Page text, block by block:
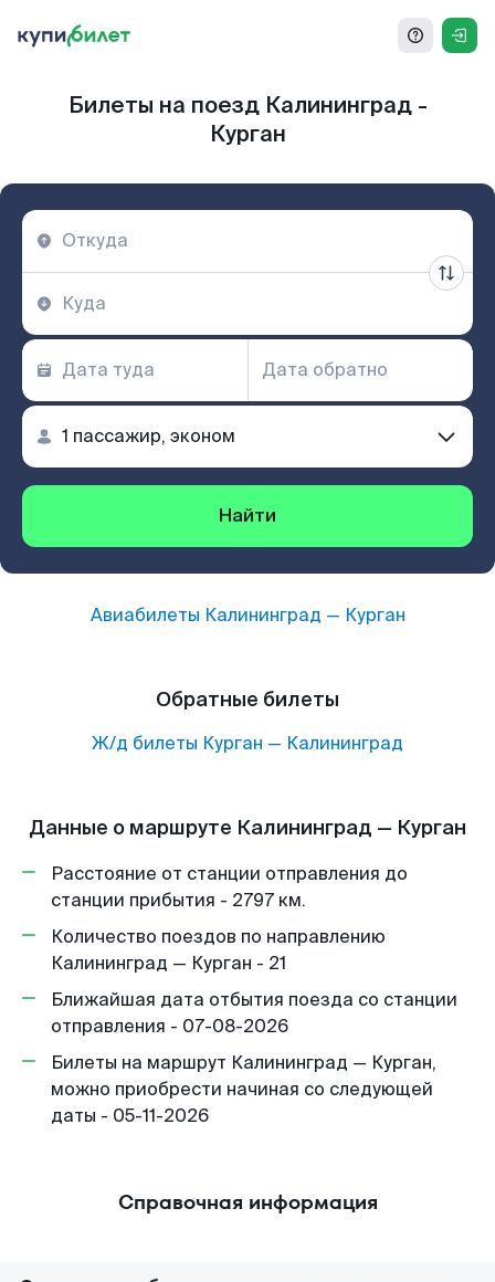
Билеты на поезд Калининград -
Курган
Найти
Авиабилеты Калининград — Курган
Обратные билеты
Ж/д билеты Курган — Калининград
Данные о маршруте Калининград — Курган
Расстояние от станции отправления до
станции прибытия - 2797 км.
Количество поездов по направлению
Калининград — Курган - 21
Ближайшая дата отбытия поезда со станции
отправления - 07-08-2026
Билеты на маршрут Калининград — Курган,
можно приобрести начиная со следующей
даты - 05-11-2026
Справочная информация